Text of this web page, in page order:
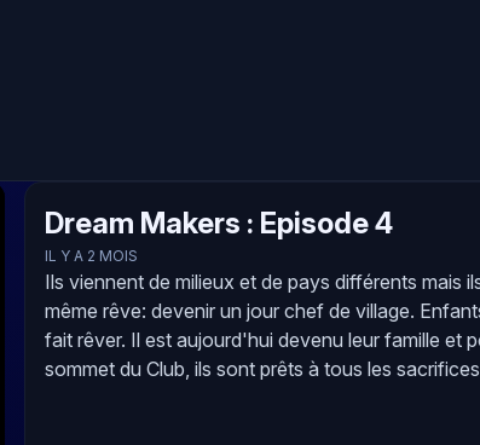
Dream Makers : Episode 4
IL Y A 2 MOIS
Ils viennent de milieux et de pays différents mais
même rêve: devenir un jour chef de village.
fait rêver. Il est aujourd'hui devenu leur famille et
sommet du Club, ils sont prêts à tous les